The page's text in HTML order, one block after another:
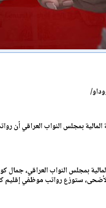
بمجلس النواب العراقي أن